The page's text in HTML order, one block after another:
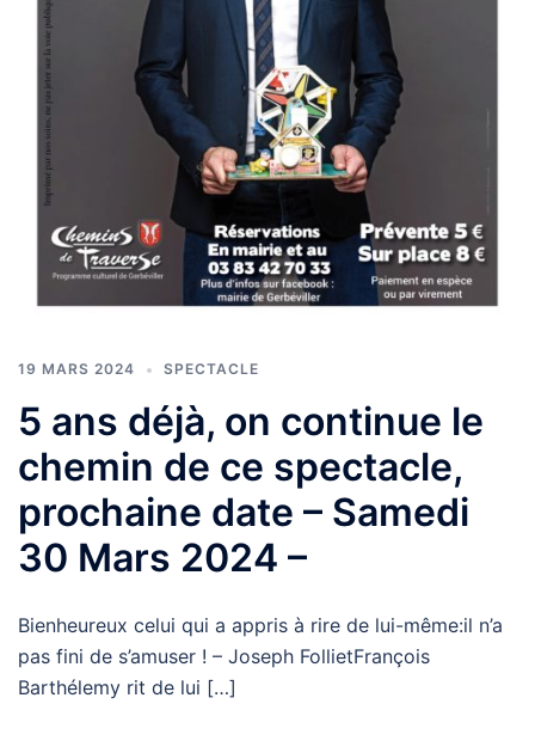
19 MARS 2024 SPECTACLE
5 ans déjà, on continue le
chemin de ce spectacle,
prochaine date – Samedi
30 Mars 2024 –
Bienheureux celui qui a appris à rire de lui-même:il n’a
pas fini de s’amuser ! – Joseph FollietFrançois
Barthélemy rit de lui […]